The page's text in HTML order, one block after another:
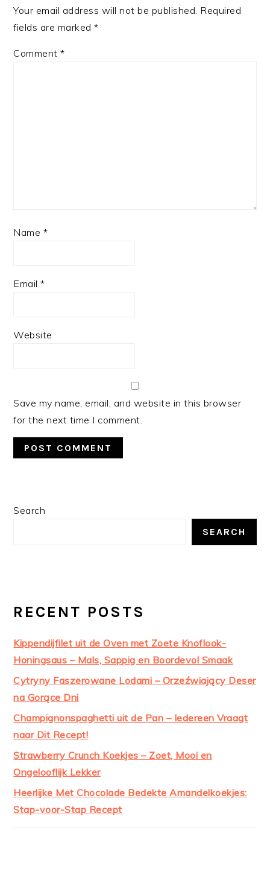
Your email address will not be published. Required
fields are marked*
Comment*
Name *
Email*
Website
Save my name, email, and website in this browser
for the next time I comment.
PRIMARY
Search
SEARCH
RECENT POSTS
Kippendijfilet uit de Oven met Zoete Knoflook-
Honingsaus – Mals, Sappig en Boordevol Smaak
Cytryny Faszerowane Lodami – Orzeźwiający Deser
na Gorące Dni
Champignonspaghetti uit de Pan – Iedereen Vraagt
naar Dit Recept!
Strawberry Crunch Koekjes – Zoet, Mooi en
Ongelooflijk Lekker
Heerlijke Met Chocolade Bedekte Amandelkoekjes:
Stap-voor-Stap Recept